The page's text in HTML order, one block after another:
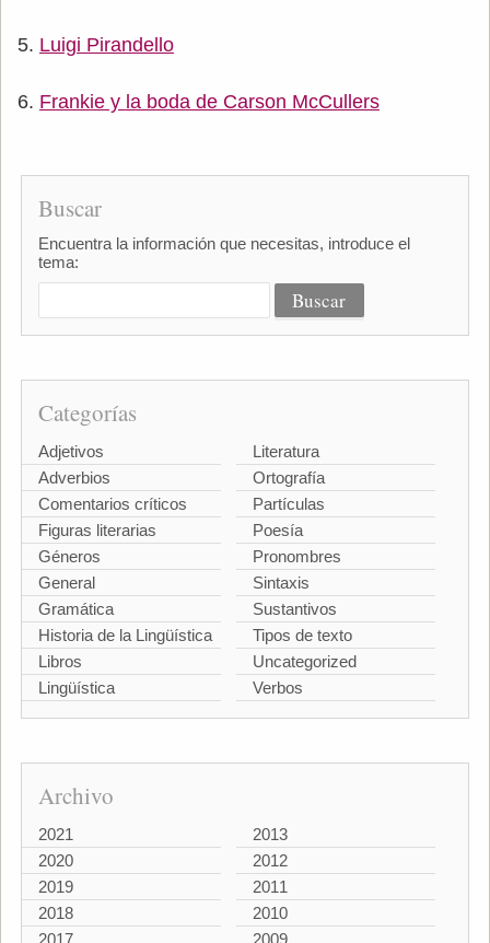
Luigi Pirandello
Frankie y la boda de Carson McCullers
Buscar
Encuentra la información que necesitas, introduce el
tema:
Categorías
Adjetivos
Adverbios
Comentarios críticos
Figuras literarias
Géneros
General
Gramática
Historia de la Lingüística
Libros
Lingüística
Literatura
Ortografía
Partículas
Poesía
Pronombres
Sintaxis
Sustantivos
Tipos de texto
Uncategorized
Verbos
Archivo
2021
2020
2019
2018
2017
2013
2012
2011
2010
2009